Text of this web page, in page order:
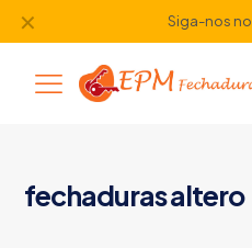
Siga-nos no
✕
fechaduras altero